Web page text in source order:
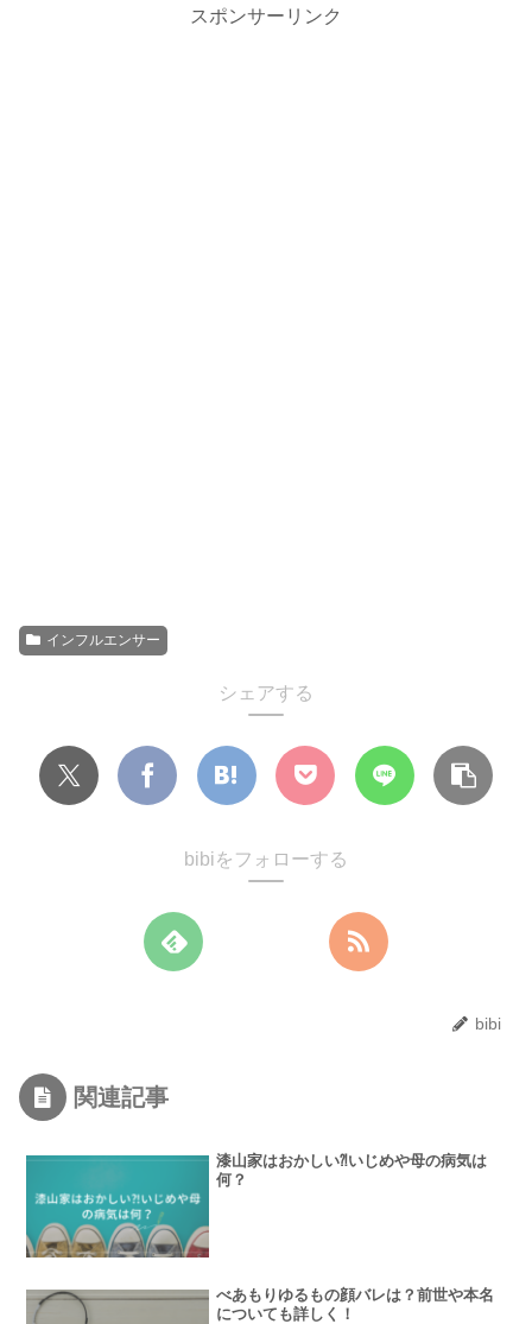
スポンサーリンク
インフルエンサー
シェアする
bibiをフォローする
bibi
関連記事
漆山家はおかしい⁈いじめや母の病気は
何？
べあもりゆるもの顔バレは？前世や本名
についても詳しく！